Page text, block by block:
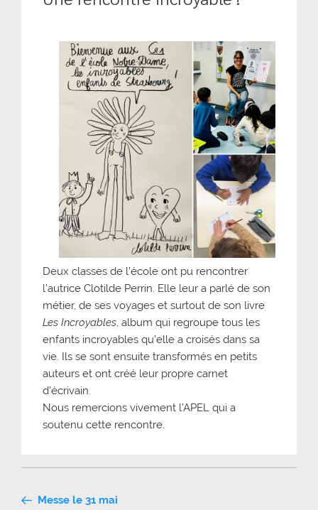
Deux classes de l’école ont pu rencontrer
l’autrice Clotilde Perrin. Elle leur a parlé de son
métier, de ses voyages et surtout de son livre
Les Incroyables, album qui regroupe tous les
enfants incroyables qu’elle a croisés dans sa
vie. Ils se sont ensuite transformés en petits
auteurs et ont créé leur propre carnet
d’écrivain.
Nous remercions vivement l’APEL qui a
soutenu cette rencontre.
Navigation
Messe le 31 mai